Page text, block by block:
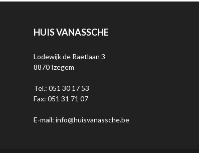
HUIS VANASSCHE
Lodewijk de Raetlaan 3
8870 Izegem
Tel.: 051 30 17 53
Fax: 051 31 71 07
E-mail: info@huisvanassche.be